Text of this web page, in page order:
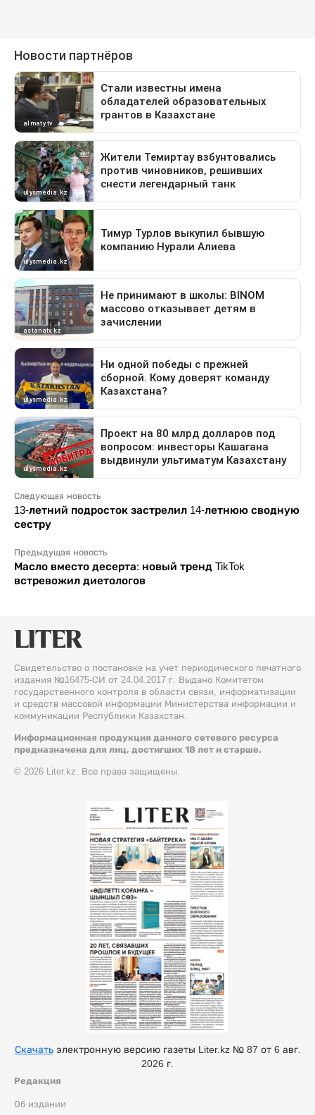
Следующая новость
13-летний подросток застрелил 14-летнюю сводную
сестру
Предыдущая новость
Масло вместо десерта: новый тренд TikTok
встревожил диетологов
Свидетельство о постановке на учет периодического печатного
издания №16475-СИ от 24.04.2017 г. Выдано Комитетом
государственного контроля в области связи, информатизации
и средств массовой информации Министерства информации и
коммуникации Республики Казахстан.
Информационная продукция данного сетевого ресурса
предназначена для лиц, достигших 18 лет и старше.
© 2026 Liter.kz. Все права защищены.
Редакция
Об издании
Скачатьэлектронную версию газеты Liter.kz № 87 от 6 авг.
2026 г.